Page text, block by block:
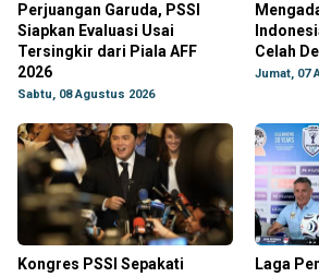
Perjuangan Garuda, PSSI
Siapkan Evaluasi Usai
Tersingkir dari Piala AFF
2026
Sabtu, 08 Agustus 2026
Celah
Jumat, 07
Kongres PSSI Sepakati
Laga